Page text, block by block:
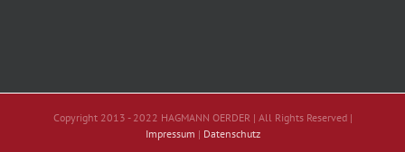
Copyright 2013 - 2022 HAGMANN OERDER | All Rights Reserved |
Impressum | Datenschutz